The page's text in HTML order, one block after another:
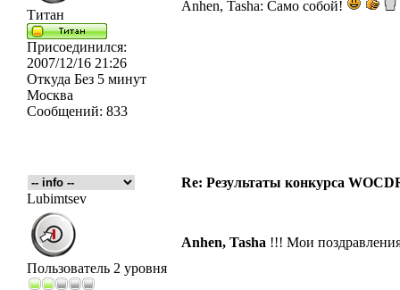
Титан
Присоединился:
2007/12/16 21:26
Откуда Без 5 минут
Москва
Сообщений: 833
Anhen, Tasha: Само собой!
Re: Результаты конкурса
Lubimtsev
Пользователь 2 уровня
Anhen, Tasha !!! Мои